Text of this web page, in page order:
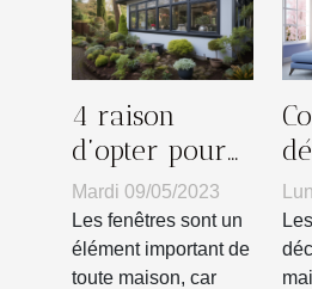
4 raison
d’opter pour
les fenêtres en
PVC ?
Mardi 09/05/2023
Les fenêtres sont un
élément important de
toute maison, car